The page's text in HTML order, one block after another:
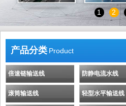
1 2
产品分类 Product
倍速链输送线 防静电流水线
滚筒输送线 轻型水平输送线